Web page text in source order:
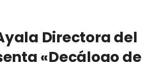
Directora del
«Decálogo de